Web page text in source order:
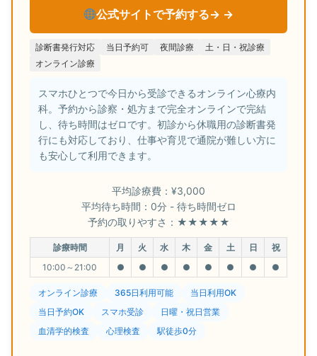
公式サイトで予約する→
診断書発行対応 当日予約可 夜間診療
土・日・祝診療
オンライン診療
スマホひとつで今日から受診できるオンライン心療内
科。予約から診察・処方まで完全オンラインで完結
し、待ち時間はゼロです。初診から休職用の診断書発
行にも対応しており、仕事や育児で通院が難しい方に
も安心して利用できます。
平均診療費：¥3,000
平均待ち時間：0分 - 待ち時間ゼロ
予約の取りやすさ：★★★★★
診療時間 月 火 水 木 金 土 日
祝
10:00～21:00
● ● ● ● ● ● ● ●
オンライン診療 365日利用可能
当日利用OK
当日予約OK
スマホ受診
日曜・祝日営業
血清学的検査
心理検査 駅徒歩0分